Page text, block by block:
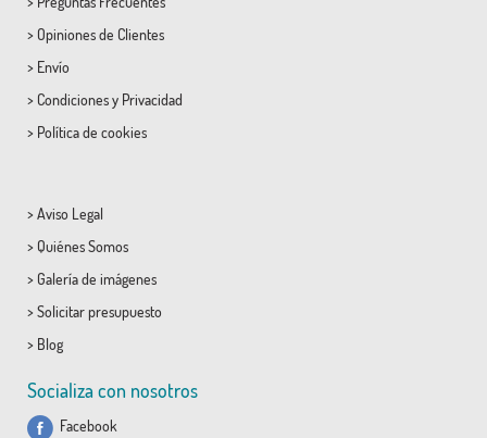
> Opiniones de Clientes
> Envío
> Condicionesy Privacidad
> Política de cookies
> Aviso Legal
> Quiénes Somos
> Galería de imágenes
> Solicitar presupuesto
> Blog
Socializa con nosotros
Facebook